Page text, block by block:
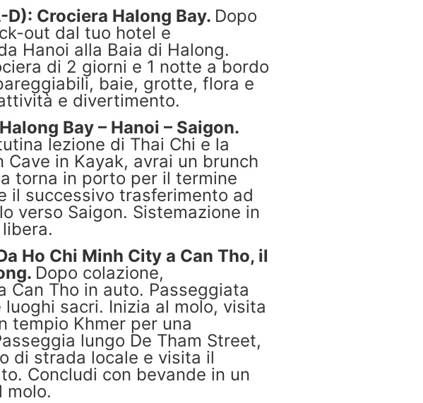
D): Crociera Halong Bay. Dopo
out dal tuo hotel e
Hanoi alla Baia di Halong.
di 2 giorni e 1 notte a bordo
baie, grotte, flora e
e divertimento.
Bay – Hanoi – Saigon.
lezione di Thai Chi e la
Cave in Kayak, avrai un brunch
torna in porto per il termine
il successivo trasferimento ad
verso Saigon. Sistemazione in
Ho Chi Minh City a Can Tho, il
Dopo colazione,
Can Tho in auto. Passeggiata
sacri. Inizia al molo, visita
tempio Khmer per una
lungo De Tham Street,
di strada locale e visita il
Concludi con bevande in un
molo.